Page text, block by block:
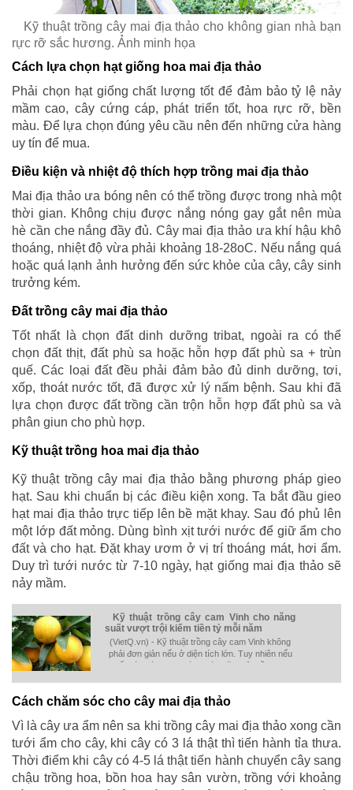
Kỹ thuật trồng cây mai địa thảo cho không gian nhà bạn
rực rỡ sắc hương. Ảnh minh họa
Cách lựa chọn hạt giống hoa mai địa thảo
Phải chọn hạt giống chất lượng tốt để đảm bảo tỷ lệ nảy
mầm cao, cây cứng cáp, phát triển tốt, hoa rực rỡ, bền
màu. Để lựa chọn đúng yêu cầu nên đến những cửa hàng
uy tín để mua.
Điều kiện và nhiệt độ thích hợp trồng mai địa thảo
Mai địa thảo ưa bóng nên có thể trồng được trong nhà một
thời gian. Không chịu được nắng nóng gay gắt nên mùa
hè cần che nắng đầy đủ. Cây mai địa thảo ưa khí hậu khô
thoáng, nhiệt độ vừa phải khoảng 18-28oC. Nếu nắng quá
hoặc quá lạnh ảnh hưởng đến sức khỏe của cây, cây sinh
trưởng kém.
Đất trồng cây mai địa thảo
Tốt nhất là chọn đất dinh dưỡng tribat, ngoài ra có thể
chọn đất thịt, đất phù sa hoặc hỗn hợp đất phù sa + trùn
quế. Các loại đất đều phải đảm bảo đủ dinh dưỡng, tơi,
xốp, thoát nước tốt, đã được xử lý nấm bệnh. Sau khi đã
lựa chọn được đất trồng cần trộn hỗn hợp đất phù sa và
phân giun cho phù hợp.
Kỹ thuật trồng hoa mai địa thảo
Kỹ thuật trồng cây mai địa thảo bằng phương pháp gieo
hạt. Sau khi chuẩn bị các điều kiện xong. Ta bắt đầu gieo
hạt mai địa thảo trực tiếp lên bề mặt khay. Sau đó phủ lên
một lớp đất mỏng. Dùng bình xịt tưới nước để giữ ẩm cho
đất và cho hạt. Đặt khay ươm ở vị trí thoáng mát, hơi ẩm.
Duy trì tưới nước từ 7-10 ngày, hạt giống mai địa thảo sẽ
nảy mầm.
Kỹ thuật trồng cây cam Vinh cho năng
suất vượt trội kiếm tiền tỷ mỗi năm
(VietQ.vn) - Kỹ thuật trồng cây cam Vinh không
phải đơn giản nếu ở diện tích lớn. Tuy nhiên nếu
biết cách áp dụng các bước kỹ thuật trồng cơ
Cách chăm sóc cho cây mai địa thảo
Vì là cây ưa ẩm nên sa khi trồng cây mai địa thảo xong cần
tưới ẩm cho cây, khi cây có 3 lá thật thì tiến hành tỉa thưa.
Thời điểm khi cây có 4-5 lá thật tiến hành chuyển cây sang
chậu trồng hoa, bồn hoa hay sân vườn, trồng với khoảng